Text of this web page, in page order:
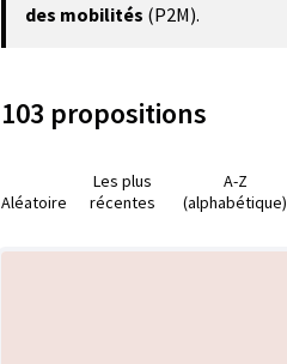
des mobilités (P2M).
103 propositions
Aléatoire
Les plus
récentes
A-Z
(alphabétique)